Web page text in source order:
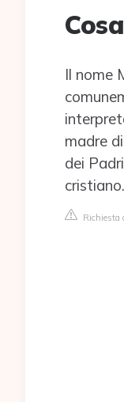
Il nome
madre
dei
cristiano.
Richiesta